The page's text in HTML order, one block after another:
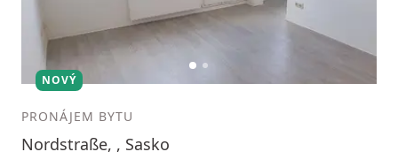
12
NOVÝ
PRONÁJEM BYTU
Nordstraße, , Sasko